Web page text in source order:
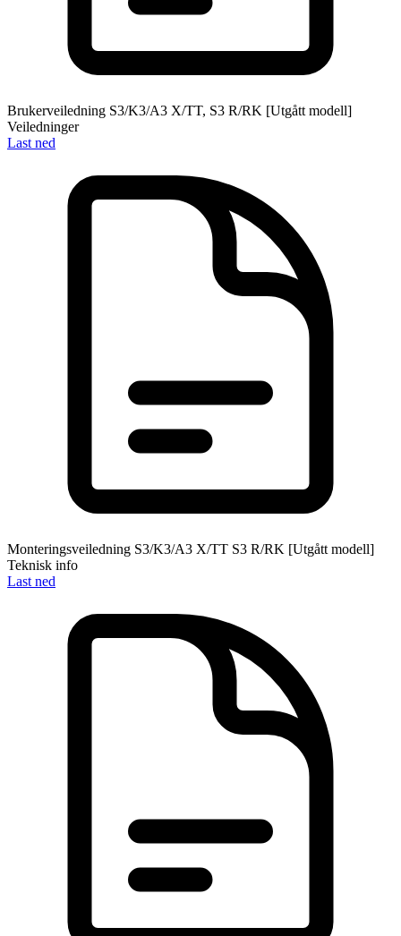
Brukerveiledning S3/K3/A3 X/TT, S3 R/RK [Utgått modell]
Veiledninger
Last ned
Monteringsveiledning S3/K3/A3 X/TT S3 R/RK [Utgått modell]
Teknisk info
Last ned